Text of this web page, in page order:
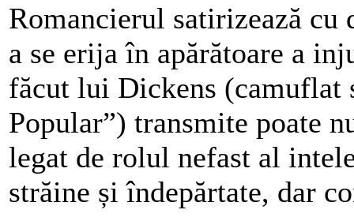
Romancierul satirizează
a se erija în apărătoare a
făcut lui Dickens (camuflat
Popular”) transmite poate
legat de rolul nefast al
străine și îndepărtate, dar